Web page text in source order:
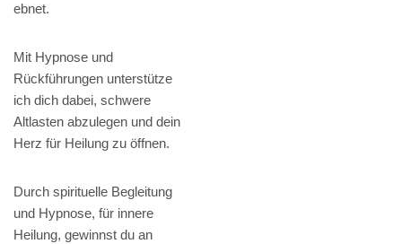
ebnet.
Mit Hypnose und
Rückführungen unterstütze
ich dich dabei, schwere
Altlasten abzulegen und dein
Herz für Heilung zu öffnen.
Durch spirituelle Begleitung
und Hypnose, für innere
Heilung, gewinnst du an